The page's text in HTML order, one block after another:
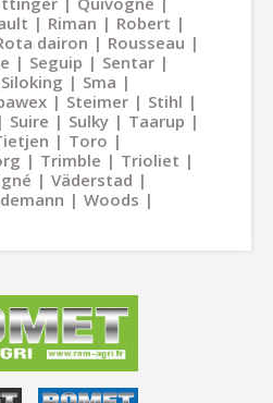
Riman
Robert
dairon
Rousseau
Seguip
Sentar
Siloking
Sma
Steimer
Stihl
Suire Sulky
Taarup
Toro
Trimble
Trioliet
Väderstad
Woods